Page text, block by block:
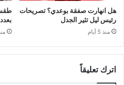
هل انهارت صفقة بوعدي؟ تصريحات
رئيس ليل تثير الجدل
منذ 5 أيام منذ 7
اترك تعليقاً